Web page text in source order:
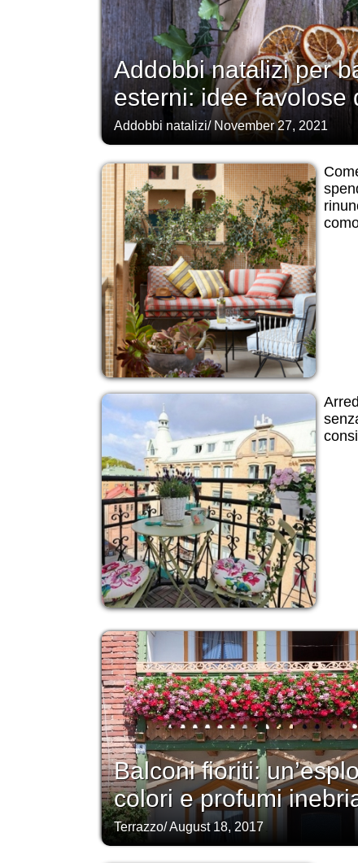
Addobbi natalizi per
esterni: idee favolose
Addobbi natalizi/ November 27, 2021
Balconi fioriti:
colori e profumi
Terrazzo/August 18, 2017